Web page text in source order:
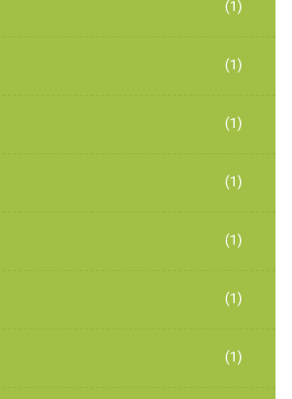
(1)
(1)
(1)
(1)
(1)
(1)
(1)